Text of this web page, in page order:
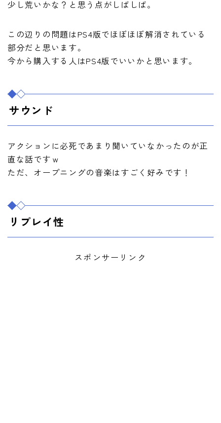
少し荒いかな？と思う点がしばしば。
この辺りの問題はPS4版でほぼほぼ解消されている
部分だと思います。
今から購入する人はPS4版でいいかと思います。
サウンド
アクションに必死であまり聞いていなかったのが正
直な話ですｗ
ただ、オープニングの音楽はすごく好みです！
リプレイ性
スポンサーリンク